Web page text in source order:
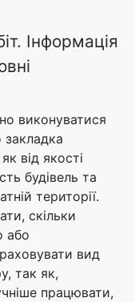
Інформація
виконуватися
закладка
від якості
будівель та
території.
скільки
або
вид
так як,
працювати,